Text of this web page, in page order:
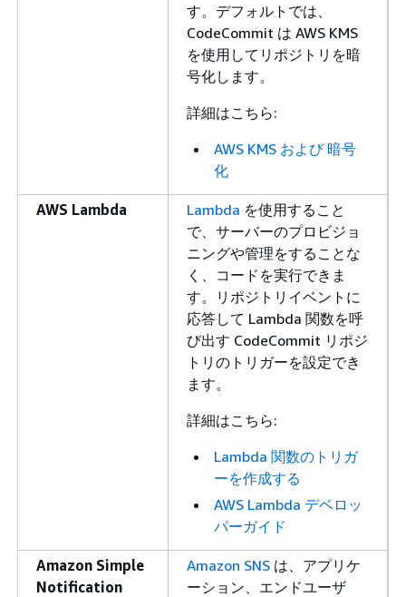
す。デフォルトでは、
CodeCommit は AWS KMS
を使用してリポジトリを暗
号化します。
詳細はこちら:
AWS KMS および 暗号
化
AWS Lambda Lambda を使用すること
で、サーバーのプロビジョ
ニングや管理をすることな
く、コードを実行できま
す。リポジトリイベントに
応答して Lambda 関数を呼
び出す CodeCommit リポジ
トリのトリガーを設定でき
ます。
詳細はこちら:
Lambda 関数のトリガ
ーを作成する
AWS Lambda デベロッ
パーガイド
Amazon Simple
Notification
Amazon SNS は、アプリケ
ーション、エンドユーザ